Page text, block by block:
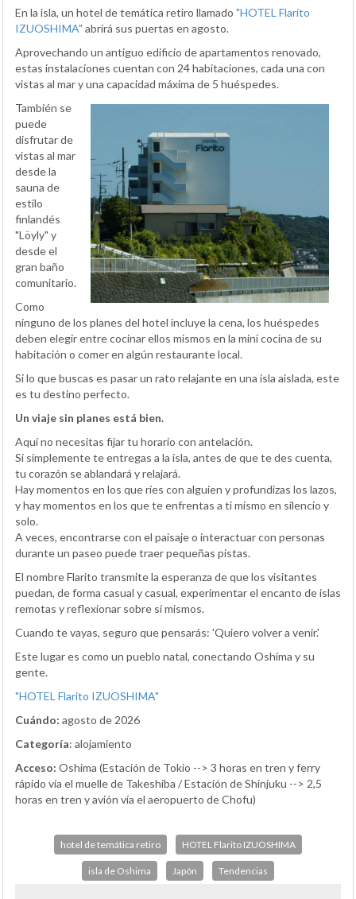
En la isla, un hotel de temática retiro llamado "HOTEL Flarito
IZUOSHIMA" abrirá sus puertas en agosto.
Aprovechando un antiguo edificio de apartamentos renovado,
estas instalaciones cuentan con 24 habitaciones, cada una con
vistas al mar y una capacidad máxima de 5 huéspedes.
También se
puede
disfrutar de
vistas al mar
desde la
sauna de
estilo
finlandés
"Löyly" y
desde el
gran baño
comunitario.
Como
ninguno de los planes del hotel incluye la cena, los huéspedes
deben elegir entre cocinar ellos mismos en la mini cocina de su
habitación o comer en algún restaurante local.
Si lo que buscas es pasar un rato relajante en una isla aislada, este
es tu destino perfecto.
Un viaje sin planes está bien.
Aquí no necesitas fijar tu horario con antelación.
Si simplemente te entregas a la isla, antes de que te des cuenta,
tu corazón se ablandará y relajará.
Hay momentos en los que ríes con alguien y profundizas los lazos,
y hay momentos en los que te enfrentas a ti mismo en silencio y
solo.
A veces, encontrarse con el paisaje o interactuar con personas
durante un paseo puede traer pequeñas pistas.
El nombre Flarito transmite la esperanza de que los visitantes
puedan, de forma casual y casual, experimentar el encanto de islas
remotas y reflexionar sobre sí mismos.
Cuando te vayas, seguro que pensarás: 'Quiero volver a venir.'
Este lugar es como un pueblo natal, conectando Oshima y su
gente.
"HOTEL Flarito IZUOSHIMA"
Cuándo: agosto de 2026
Categoría: alojamiento
Acceso: Oshima (Estación de Tokio --> 3 horas en tren y ferry
rápido vía el muelle de Takeshiba / Estación de Shinjuku --> 2,5
horas en tren y avión vía el aeropuerto de Chofu)
hotel de temática retiro HOTEL Flarito IZUOSHIMA
isla de Oshima Japón Tendencias